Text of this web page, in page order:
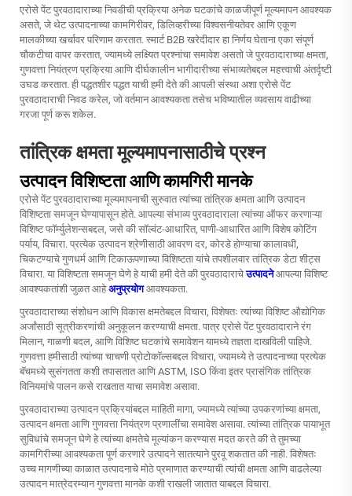
एरोसे पेंट पुरवठादाराच्या निवडीची प्रक्रिया अनेक घटकांचे काळजीपूर्ण मूल्यमापन आवश्यक
असते, जे थेट उत्पादनाच्या कामगिरीवर, डिलिव्हरीच्या विश्वसनीयतेवर आणि एकूण
मालकीच्या खर्चावर परिणाम करतात. स्मार्ट B2B खरेदीदार हा निर्णय घेताना एका संपूर्ण
चौकटीचा वापर करतात, ज्यामध्ये लक्ष्यित प्रश्नांचा समावेश असतो जे पुरवठादाराच्या क्षमता,
गुणवत्ता नियंत्रण प्रक्रिया आणि दीर्घकालीन भागीदारीच्या संभाव्यतेबद्दल महत्त्वाची अंतर्दृष्टी
उघड करतात. ही पद्धतशीर पद्धत याची हमी देते की आपली संस्था अशा एरोसे पेंट
पुरवठादाराची निवड करेल, जो वर्तमान आवश्यकता तसेच भविष्यातील व्यवसाय वाढीच्या
गरजा पूर्ण करू शकेल.
तांत्रिक क्षमता मूल्यमापनासाठीचे प्रश्न
उत्पादन विशिष्टता आणि कामगिरी मानके
एरोसे पेंट पुरवठादाराच्या मूल्यमापनाची सुरुवात त्यांच्या तांत्रिक क्षमता आणि उत्पादन
विशिष्टता समजून घेण्यापासून होते. आपल्या संभाव्य पुरवठादाराला त्यांच्या ऑफर करणाऱ्या
विशिष्ट फॉर्म्युलेशन्सबद्दल, जसे की सॉल्वंट-आधारित, पाणी-आधारित आणि विशेष कोटिंग
पर्याय, विचारा. प्रत्येक उत्पादन श्रेणीसाठी आवरण दर, कोरडे होण्याचा कालावधी,
चिकटण्याचे गुणधर्म आणि टिकाऊपणाच्या विशिष्टता यांचे तपशीलवार तांत्रिक डेटा शीट्स
विचारा. या विशिष्टता समजून घेणे हे याची हमी देते की पुरवठादाराचेउत्पादनेआपल्या विशिष्ट
आवश्यकतांशी जुळत आहेअनुप्रयोगआवश्यकता.
पुरवठादाराच्या संशोधन आणि विकास क्षमतेबद्दल विचारा, विशेषतः त्यांच्या विशिष्ट औद्योगिक
अर्जांसाठी सूत्रीकरणांची अनुकूलन करण्याची क्षमता. पात्र एरोसे पेंट पुरवठादाराने रंग
मिलान, गाळणी बदल, आणि विशिष्ट घटकांचे समावेशन यामध्ये तज्ञता दाखविली पाहिजे.
गुणवत्ता हमीसाठी त्यांच्या चाचणी प्रोटोकॉल्सबद्दल विचारा, ज्यामध्ये ते उत्पादनाच्या प्रत्येक
बॅचमध्ये सुसंगतता कशी तपासतात आणि ASTM, ISO किंवा इतर प्रासंगिक तांत्रिक
विनियमांचे पालन कसे राखतात याचा समावेश असावा.
पुरवठादाराच्या उत्पादन प्रक्रियांबद्दल माहिती मागा, ज्यामध्ये त्यांच्या उपकरणांच्या क्षमता,
उत्पादन क्षमता आणि गुणवत्ता नियंत्रण प्रणालींचा समावेश असावा. त्यांच्या तांत्रिक पायाभूत
सुविधांचे समजून घेणे हे त्यांच्या क्षमतेचे मूल्यांकन करण्यास मदत करते की ते तुमच्या
कामगिरीच्या आवश्यकता पूर्ण करणारे उत्पादने सातत्याने पुरवू शकतात की नाही. विशेषतः
उच्च मागणीच्या काळात उत्पादनाचे मोठे प्रमाणात करण्याची त्यांची क्षमता आणि वाढलेल्या
उत्पादन मात्रेदरम्यान गुणवत्ता मानके कशी राखली जातात याबद्दल विचारा.